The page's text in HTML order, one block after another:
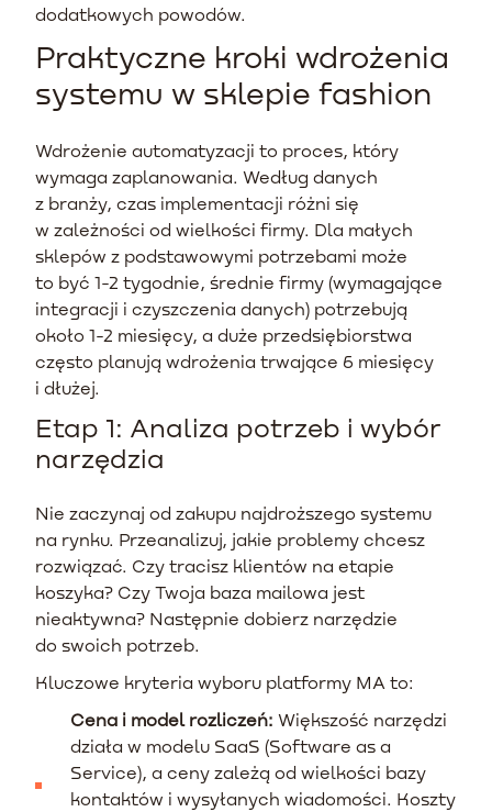
dodatkowych powodów.
Praktyczne kroki wdrożenia
systemu w sklepie fashion
Wdrożenie automatyzacji to proces, który
wymaga zaplanowania. Według danych
z branży, czas implementacji różni się
w zależności od wielkości firmy. Dla małych
sklepów z podstawowymi potrzebami może
to być 1-2 tygodnie, średnie firmy (wymagające
integracji i czyszczenia danych) potrzebują
około 1-2 miesięcy, a duże przedsiębiorstwa
często planują wdrożenia trwające 6 miesięcy
i dłużej.
Etap 1: Analiza potrzeb i wybór
narzędzia
Nie zaczynaj od zakupu najdroższego systemu
na rynku. Przeanalizuj, jakie problemy chcesz
rozwiązać. Czy tracisz klientów na etapie
koszyka? Czy Twoja baza mailowa jest
nieaktywna? Następnie dobierz narzędzie
do swoich potrzeb.
Kluczowe kryteria wyboru platformy MA to:
Cena i model rozliczeń: Większość narzędzi
działa w modelu SaaS (Software as a
Service), a ceny zależą od wielkości bazy
kontaktów i wysyłanych wiadomości. Koszty